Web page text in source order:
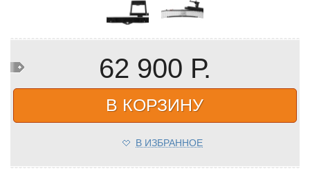
62 900 Р.
В КОРЗИНУ
В ИЗБРАННОЕ